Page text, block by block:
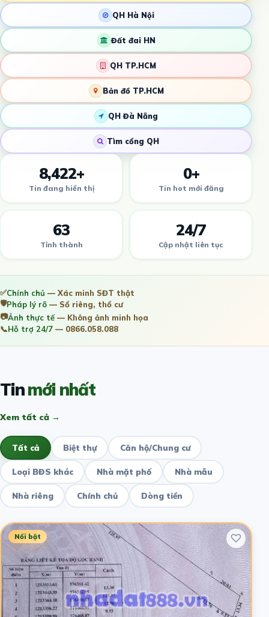
QH Hà Nội
Đất đai HN
QH TP.HCM
Bản đồ TP.HCM
QH Đà Nẵng
Tìm cổng QH
8,422+
Tin đang hiển thị
0+
Tin hot mới đăng
63
Tỉnh thành
24/7
Cập nhật liên tục
✅Chính chủ — Xác minh SĐT thật
🛡️Pháp lý rõ — Sổ riêng, thổ cư
📷Ảnh thực tế— Không ảnh minh họa
📞Hỗ trợ 24/7 — 0866.058.088
Tinmới nhất
Xem tất cả →
Tất cả Biệt thự Căn hộ/Chung cư
Loại BĐS khác Nhà mặt phố Nhà mẫu
Nhà riêng Chính chủ Dòng tiền
Nổi bật